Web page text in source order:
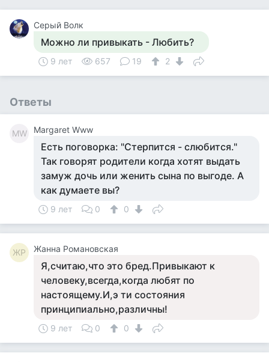
Серый Волк
Можно ли привыкать - Любить?
9 лет 657 19 2
Ответы
MW Margaret Www
Есть поговорка: "Стерпится - слюбится."
Так говорят родители когда хотят выдать
замуж дочь или женить сына по выгоде. А
как думаете вы?
9 лет 0 0
ЖР Жанна Романовская
Я,считаю,что это бред.Привыкают к
человеку,всегда,когда любят по
настоящему.И,э ти состояния
принципиально,различны!
9 лет 0 0